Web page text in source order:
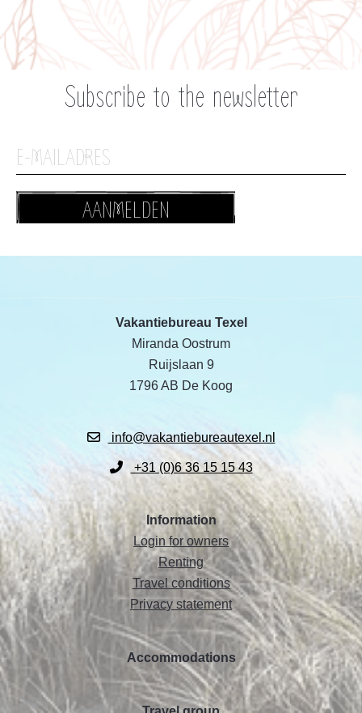
Subscribe to the newsletter
AANMELDEN
Vakantiebureau Texel
Miranda Oostrum
Ruijslaan 9
1796 AB De Koog
info@vakantiebureautexel.nl
+31 (0)6 36 15 15 43
Information
Login for owners
Renting
Travel conditions
Privacy statement
Accommodations